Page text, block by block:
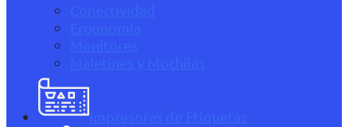
Conectividad
Ergonomía
Monitores
Maletines y Mochilas
Impresoras de Etiquetas